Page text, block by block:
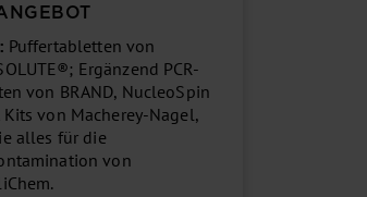
Puffertabletten von
Ergänzend PCR-
von BRAND, NucleoSpin
Kits von Macherey-Nagel,
alles für die
von